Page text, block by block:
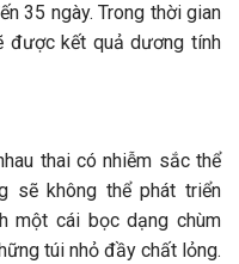
35 ngày. Trong thời gian
được kết quả dương tính
thai có nhiễm sắc thể
sẽ không thể phát triển
một cái bọc dạng chùm
túi nhỏ đầy chất lỏng.